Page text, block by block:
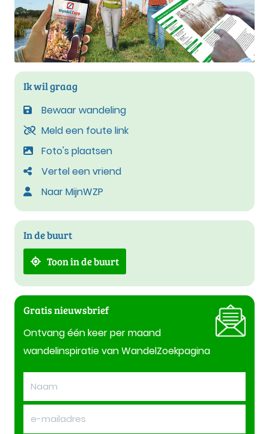
Ik wil graag
Bewaar wandeling
Meld een foute link
Foto's plaatsen
Vertel een vriend
Naar MijnWZP
In de buurt
Toon in de buurt
Gratis nieuwsbrief
Ontvang één keer per maand
wandelinspiratie van WandelZoekpagina